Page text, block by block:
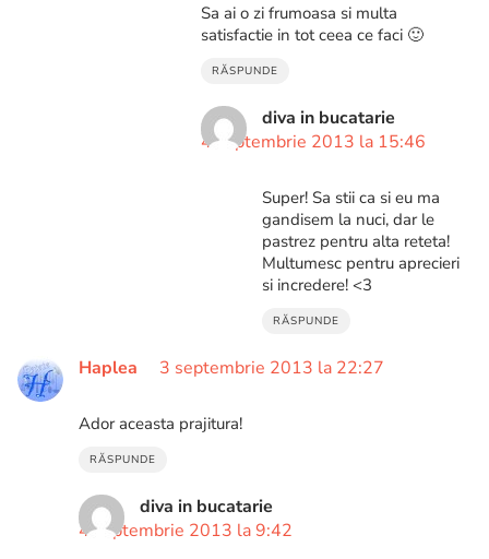
Sa ai o zi frumoasa si multa
satisfactie in tot ceea ce faci 🙂
RĂSPUNDE
diva in bucatarie
4 septembrie 2013 la 15:46
Super! Sa stii ca si eu ma
gandisem la nuci, dar le
pastrez pentru alta reteta!
Multumesc pentru aprecieri
si incredere! <3
RĂSPUNDE
Haplea 3 septembrie 2013 la 22:27
Ador aceasta prajitura!
RĂSPUNDE
diva in bucatarie
4 septembrie 2013 la 9:42